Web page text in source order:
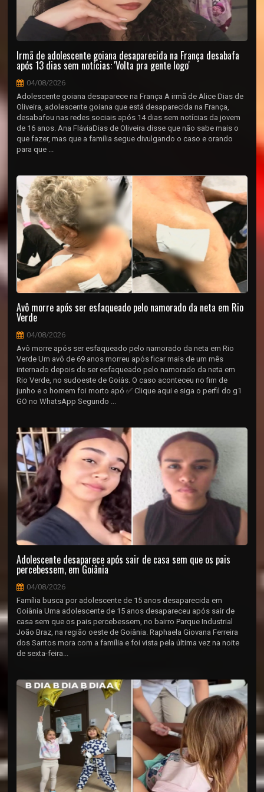
Irmã de adolescente goiana desaparecida na França desabafa
após 13 dias sem notícias: 'Volta pra gente logo'
04/08/2026
Adolescente goiana desaparece na França A irmã de Alice Dias de
Oliveira, adolescente goiana que está desaparecida na França,
desabafou nas redes sociais após 14 dias sem notícias da jovem
de 16 anos. Ana FláviaDias de Oliveira disse que não sabe mais o
que fazer, mas que a família segue divulgando o caso e orando
para que ...
Avô morre após ser esfaqueado pelo namorado da neta em Rio
Verde
04/08/2026
Avô morre após ser esfaqueado pelo namorado da neta em Rio
Verde Um avô de 69 anos morreu após ficar mais de um mês
internado depois de ser esfaqueado pelo namorado da neta em
Rio Verde, no sudoeste de Goiás. O caso aconteceu no fim de
junho e o homem foi morto apó ✅ Clique aqui e siga o perfil do g1
GO no WhatsApp Segundo ...
Adolescente desaparece após sair de casa sem que os pais
percebessem, em Goiânia
04/08/2026
Família busca por adolescente de 15 anos desaparecida em
Goiânia Uma adolescente de 15 anos desapareceu após sair de
casa sem que os pais percebessem, no bairro Parque Industrial
João Braz, na região oeste de Goiânia. Raphaela Giovana Ferreira
dos Santos mora com a família e foi vista pela última vez na noite
de sexta-feira...